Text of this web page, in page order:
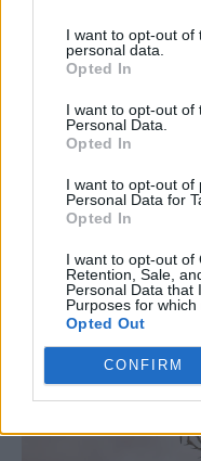
I want to opt-out of
personal data.
Opted In
I want to opt-out of
Personal Data.
Opted In
I want to opt-out of
Personal Data for
Opted In
I want to opt-out of
Retention, Sale,
Personal Data that
Purposes for which
Opted Out
CONFIRM
Just in